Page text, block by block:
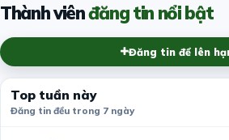
Thành viênđăng tin nổi bật
Đăng tin để lên
Top tuần này
Đăng tin đều trong 7 ngày